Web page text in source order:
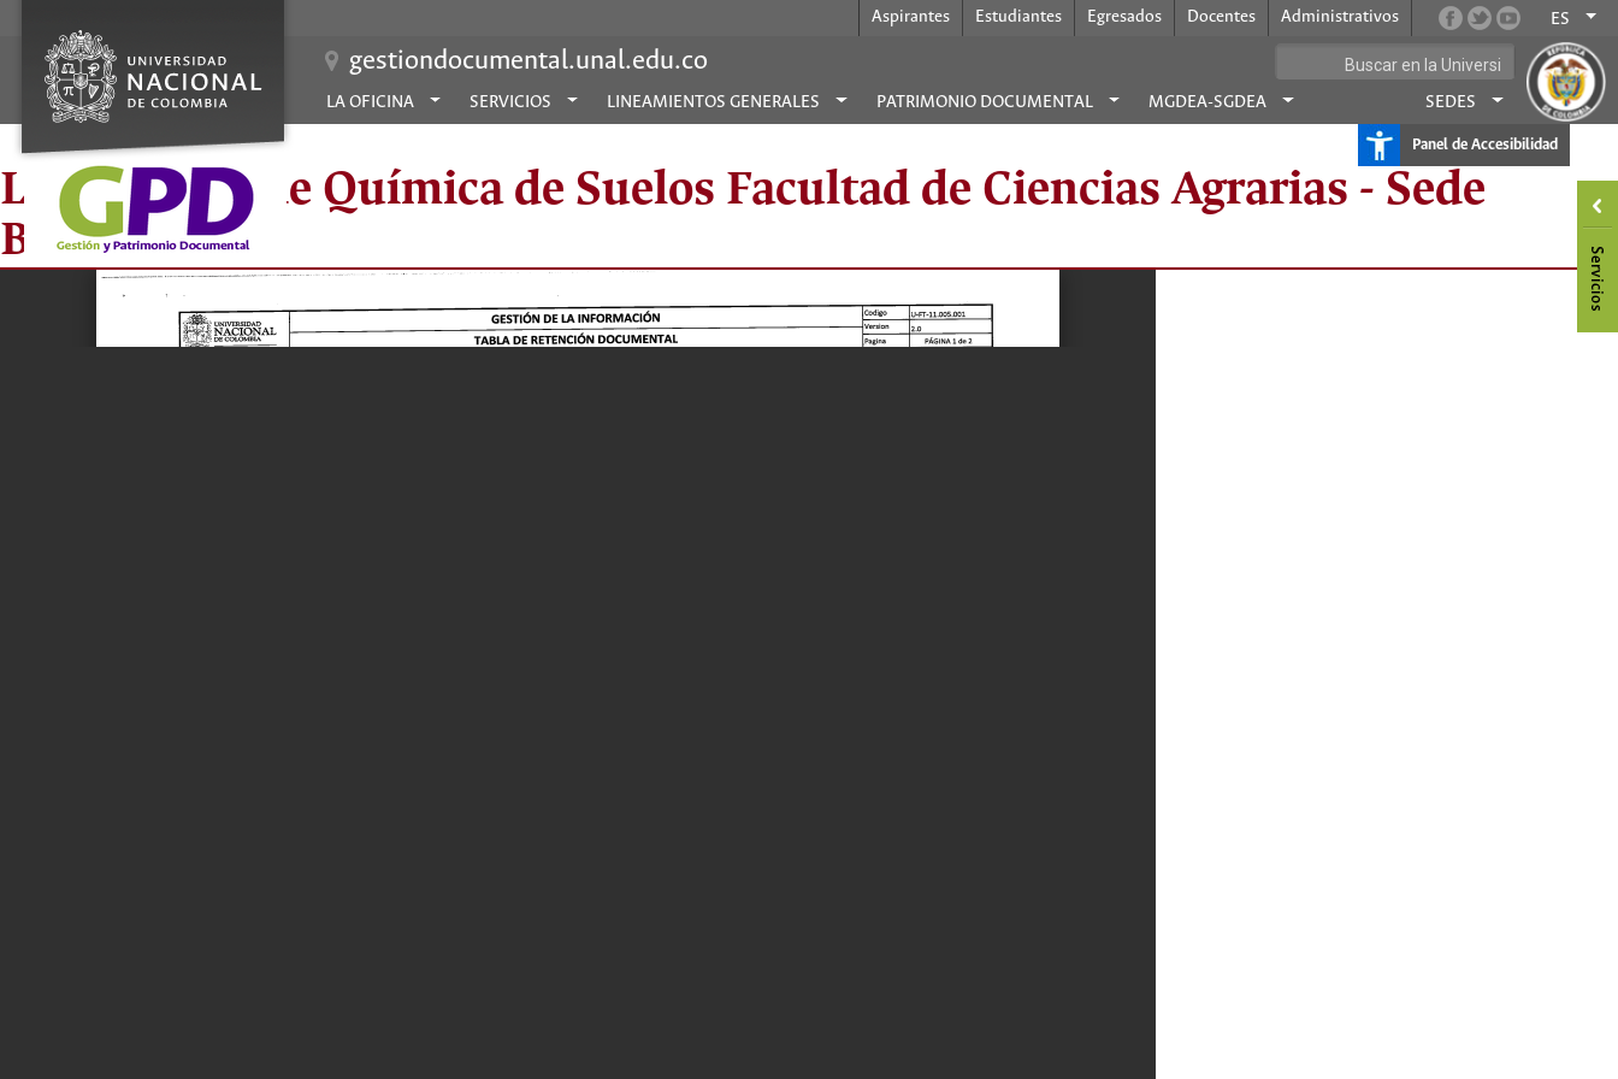
Aspirantes Estudiantes Egresados Docentes Administrativos ES
gestiondocumental.unal.edu.co
LA OFICINA SERVICIOS LINEAMIENTOS GENERALES PATRIMONIO DOCUMENTAL MGDEA-SGDEA SEDES
Panel de Accesibilidad
Laboratorio de Química de Suelos Facultad de Ciencias Agrarias - Sede
Bogotá